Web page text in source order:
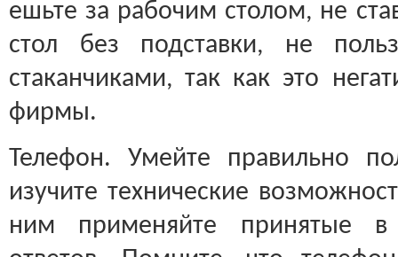
ешьте за рабочим столом, не
стол без подставки, не
стаканчиками, так как это
фирмы.
Телефон. Умейте правильно
изучите технические
ним применяйте принятые в